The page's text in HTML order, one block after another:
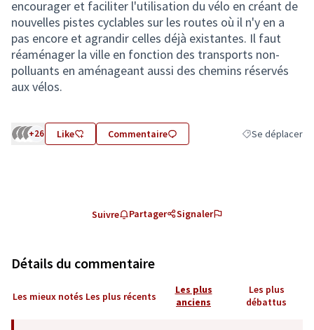
encourager et faciliter l'utilisation du vélo en créant de
nouvelles pistes cyclables sur les routes où il n'y en a
pas encore et agrandir celles déjà existantes. Il faut
réaménager la ville en fonction des transports non-
polluants en aménageant aussi des chemins réservés
aux vélos.
+26 Like Commentaire Filtrer les
Se déplacer
Suivre Partager Signaler
Détails du commentaire
Les mieux notés Les plus récents
Les plus
anciens
Les plus
débattus